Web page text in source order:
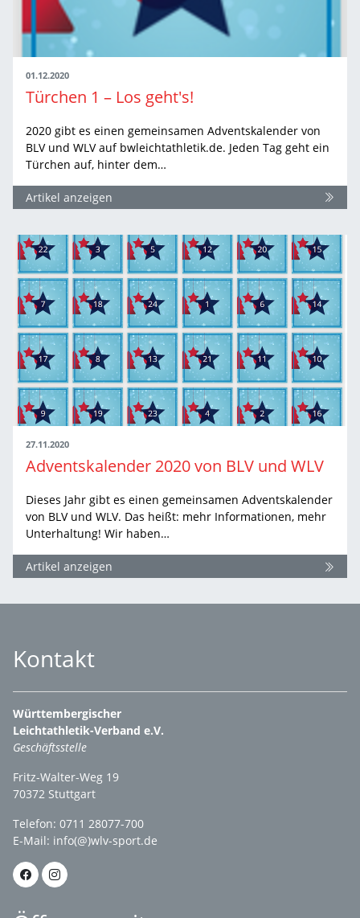
01.12.2020
Türchen 1 – Los geht's!
2020 gibt es einen gemeinsamen Adventskalender von
BLV und WLV auf bwleichtathletik.de. Jeden Tag geht ein
Türchen auf, hinter dem…
Artikel anzeigen
27.11.2020
Adventskalender 2020 von BLV und WLV
Dieses Jahr gibt es einen gemeinsamen Adventskalender
von BLV und WLV. Das heißt: mehr Informationen, mehr
Unterhaltung! Wir haben…
Artikel anzeigen
Kontakt
Württembergischer
Leichtathletik-Verband e.V.
Geschäftsstelle
Fritz-Walter-Weg 19
70372 Stuttgart
Telefon: 0711 28077-700
E-Mail: info(@)wlv-sport.de